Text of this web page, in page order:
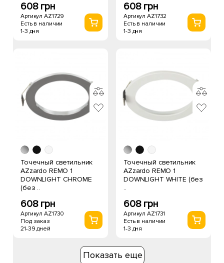
608 грн
Артикул AZ1729
Есть в наличии
1-3 дня
608 грн
Артикул AZ1732
Есть в наличии
1-3 дня
Точечный светильник
AZzardo REMO 1
DOWNLIGHT CHROME
(без ..
608 грн
Артикул AZ1730
Под заказ
21-39 дней
Точечный светильник
AZzardo REMO 1
DOWNLIGHT WHITE (без
..
608 грн
Артикул AZ1731
Есть в наличии
1-3 дня
Показать еще